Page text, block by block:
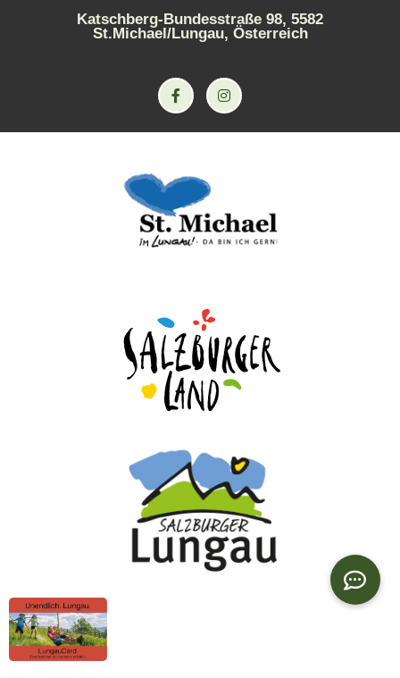
Katschberg-Bundesstraße 98, 5582
St.Michael/Lungau, Österreich
F
a
c
k
f
I
n
s